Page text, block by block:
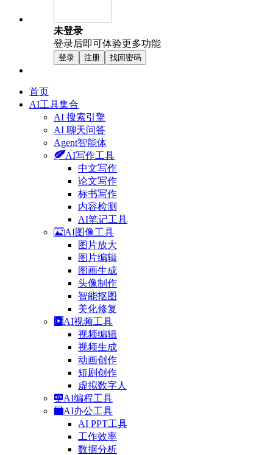
未登录
登录后即可体验更多功能
登录 注册 找回密码
首页
AI工具集合
AI 搜索引擎
AI 聊天问答
Agent智能体
AI写作工具
中文写作
论文写作
标书写作
内容检测
AI笔记工具
AI图像工具
图片放大
图片编辑
图画生成
头像制作
智能抠图
美化修复
AI视频工具
视频编辑
视频生成
动画创作
短剧创作
虚拟数字人
AI编程工具
AI办公工具
AI PPT工具
工作效率
数据分析